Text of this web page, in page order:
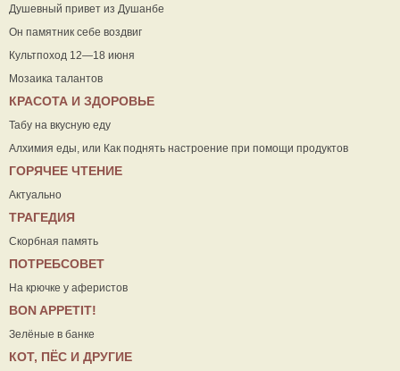
Душевный привет из Душанбе
Он памятник себе воздвиг
Культпоход 12—18 июня
Мозаика талантов
КРАСОТА И ЗДОРОВЬЕ
Табу на вкусную еду
Алхимия еды, или Как поднять настроение при помощи продуктов
ГОРЯЧЕЕ ЧТЕНИЕ
Актуально
ТРАГЕДИЯ
Скорбная память
ПОТРЕБСОВЕТ
На крючке у аферистов
ВON APPETIT!
Зелёные в банке
КОТ, ПЁС И ДРУГИЕ